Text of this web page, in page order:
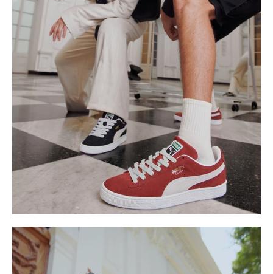
Puma
Real Plaza
Ripley
Topitop
Ultralon
Yanbal
Yosotros